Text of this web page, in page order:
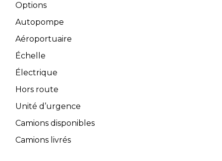
Options
Autopompe
Aéroportuaire
Échelle
Électrique
Hors route
Unité d’urgence
Camions disponibles
Camions livrés